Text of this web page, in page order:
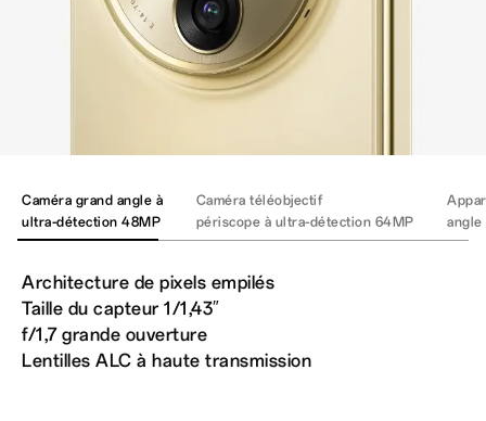
Caméra grand angle à
ultra-détection 48MP
Caméra téléobjectif
périscope à ultra-détection 64MP
angle
Architecture de pixels empilés
Taille du capteur 1/1,43″
f/1,7 grande ouverture
Lentilles ALC à haute transmission